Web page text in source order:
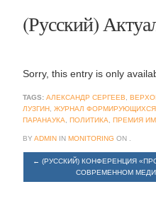
(Русский)
Sorry, this entry is only
TAGS: АЛЕКСАНДР СЕРГЕЕВ
ЛУЗГИН ЖУРНАЛ ФОРМИРУЮЩИХСЯ
ПАРАНАУКА
ПОЛИТИКА ПРЕМИЯ
BY ADMIN IN MONITORING ON
← (РУССКИЙ) КОНФЕРЕНЦИЯ
СОВРЕМЕННОМ